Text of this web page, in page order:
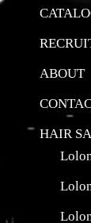
ABOUT
HAIR